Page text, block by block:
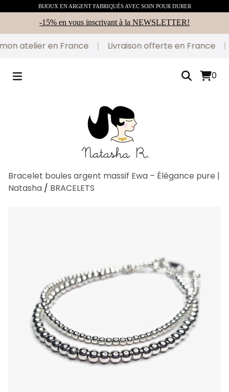
BIJOUX EN ARGENT FABRIQUÉS AVEC SOIN POUR DURER
-15% en vous inscrivant à la NEWSLETTER!
atelier en France Livraison offerte en France
0
Bracelet boules argent massif Ewa – Élégance pure |
Natasha / BRACELETS